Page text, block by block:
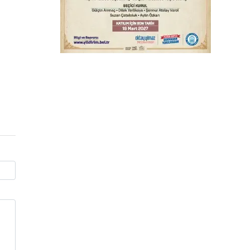
Yargıtay’dan primle çalışanlara müjde
Biba müjdeyi verdi: Bu ay hizmete
açılıyor